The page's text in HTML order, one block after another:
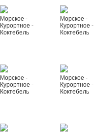
Морское -
Курортное -
Коктебель
Морское -
Курортное -
Коктебель
Морское -
Курортное -
Коктебель
Морское -
Курортное -
Коктебель